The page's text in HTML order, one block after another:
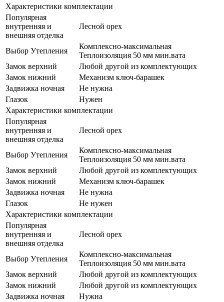
Характеристики комплектации
Популярная
внутренняя и
внешняя отделка
Лесной орех
Выбор Утепления
Комплексно-максимальная
Теплоизоляция 50 мм мин.вата
Замок верхний
Любой другой из комплектующих
Замок нижний
Механизм ключ-барашек
Задвижка ночная
Не нужна
Глазок
Нужен
Характеристики комплектации
Популярная
внутренняя и
внешняя отделка
Лесной орех
Выбор Утепления
Комплексно-максимальная
Теплоизоляция 50 мм мин.вата
Замок верхний
Любой другой из комплектующих
Замок нижний
Механизм ключ-барашек
Задвижка ночная
Не нужна
Глазок
Не нужен
Характеристики комплектации
Популярная
внутренняя и
внешняя отделка
Лесной орех
Выбор Утепления
Комплексно-максимальная
Теплоизоляция 50 мм мин.вата
Замок верхний
Любой другой из комплектующих
Замок нижний
Любой другой из комплектующих
Задвижка ночная
Нужна